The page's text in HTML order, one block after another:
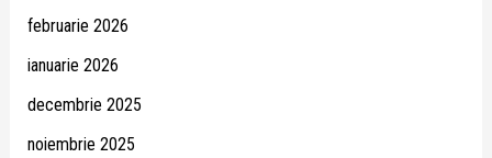
februarie 2026
ianuarie 2026
decembrie 2025
noiembrie 2025